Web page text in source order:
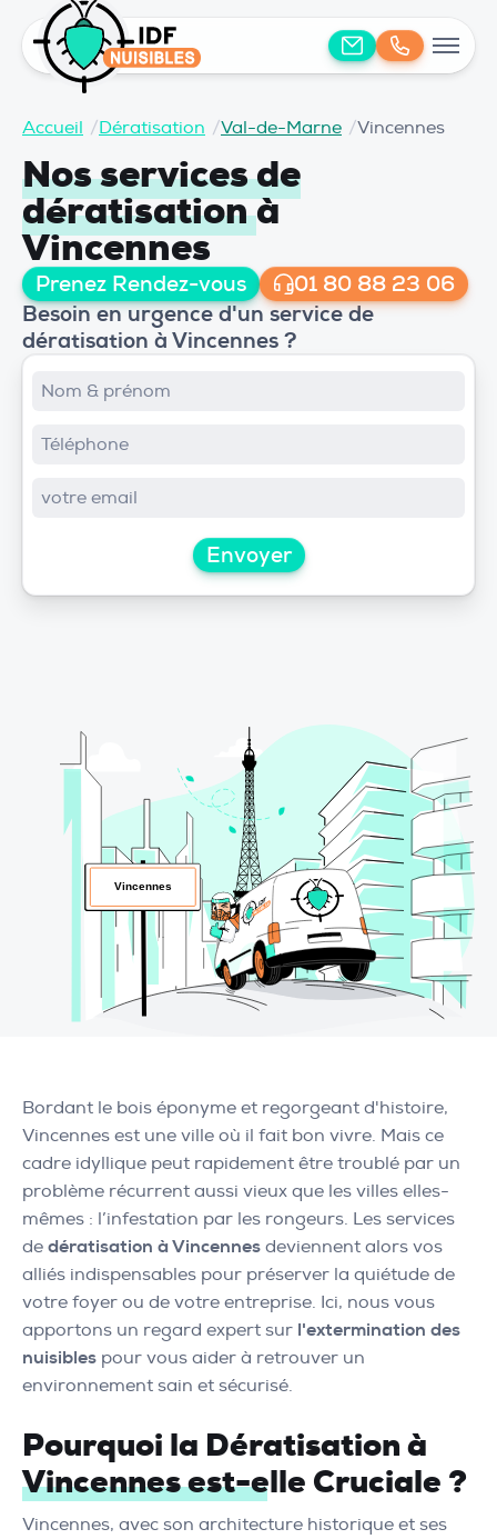
Accueil /Dératisation /Val-de-Marne /Vincennes
Nos services de
dératisationà
Vincennes
Prenez Rendez-vous 01 80 88 23 06
Besoin en urgence d'un service de
dératisation à Vincennes ?
Envoyer
Bordant le bois éponyme et regorgeant d'histoire,
Vincennes est une ville où il fait bon vivre. Mais ce
cadre idyllique peut rapidement être troublé par un
problème récurrent aussi vieux que les villes elles-
mêmes : l’infestation par les rongeurs. Les services
de dératisation à Vincennes deviennent alors vos
alliés indispensables pour préserver la quiétude de
votre foyer ou de votre entreprise. Ici, nous vous
apportons un regard expert sur l'extermination des
nuisibles pour vous aider à retrouver un
environnement sain et sécurisé.
Pourquoi la Dératisation à
Vincennes est-elle Cruciale ?
Vincennes, avec son architecture historique et ses